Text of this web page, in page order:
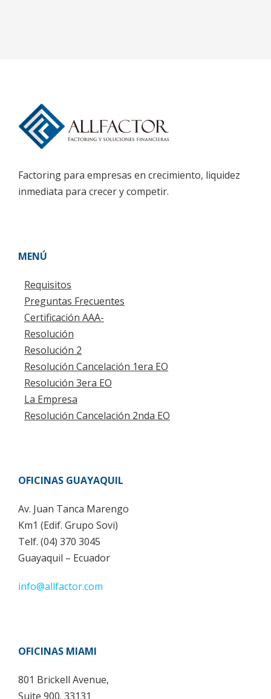
Factoring para empresas en crecimiento, liquidez
inmediata para crecer y competir.
MENÚ
Requisitos
Preguntas Frecuentes
Certificación AAA-
Resolución
Resolución 2
Resolución Cancelación 1era EO
Resolución 3era EO
La Empresa
Resolución Cancelación 2nda EO
OFICINAS GUAYAQUIL
Av. Juan Tanca Marengo
Km1 (Edif. Grupo Sovi)
Telf. (04) 370 3045
Guayaquil – Ecuador
info@allfactor.com
OFICINAS MIAMI
801 Brickell Avenue,
Suite 900. 33131